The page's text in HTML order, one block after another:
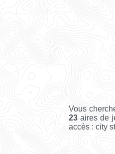
Vous
23 aires de
accès : city